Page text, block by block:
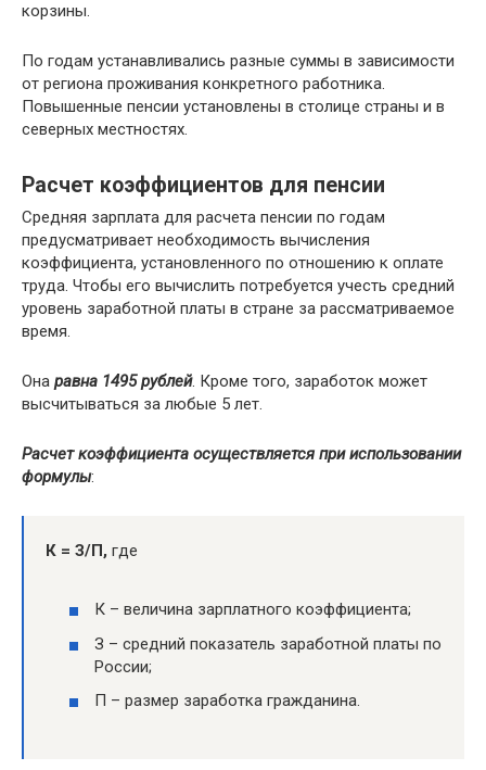
корзины.
По годам устанавливались разные суммы в зависимости
от региона проживания конкретного работника.
Повышенные пенсии установлены в столице страны и в
северных местностях.
Расчет коэффициентов для пенсии
Средняя зарплата для расчета пенсии по годам
предусматривает необходимость вычисления
коэффициента, установленного по отношению к оплате
труда. Чтобы его вычислить потребуется учесть средний
уровень заработной платы в стране за рассматриваемое
время.
Она равна 1495 рублей. Кроме того, заработок может
высчитываться за любые 5 лет.
Расчет коэффициента осуществляется при использовании
формулы:
К = З/П, где
К – величина зарплатного коэффициента;
З – средний показатель заработной платы по
России;
П – размер заработка гражданина.